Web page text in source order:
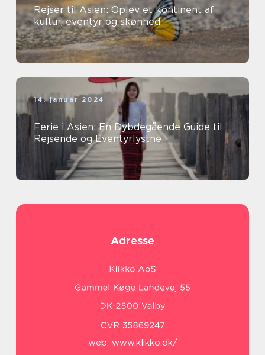
Rejser til Asien: Oplev et kontinent af
kultur, eventyr og skønhed
14. januar 2024
Ferie i Asien: En Dybdegående Guide til
Rejsende og Eventyrlystne
Adresse
web: www.klikko.dk/